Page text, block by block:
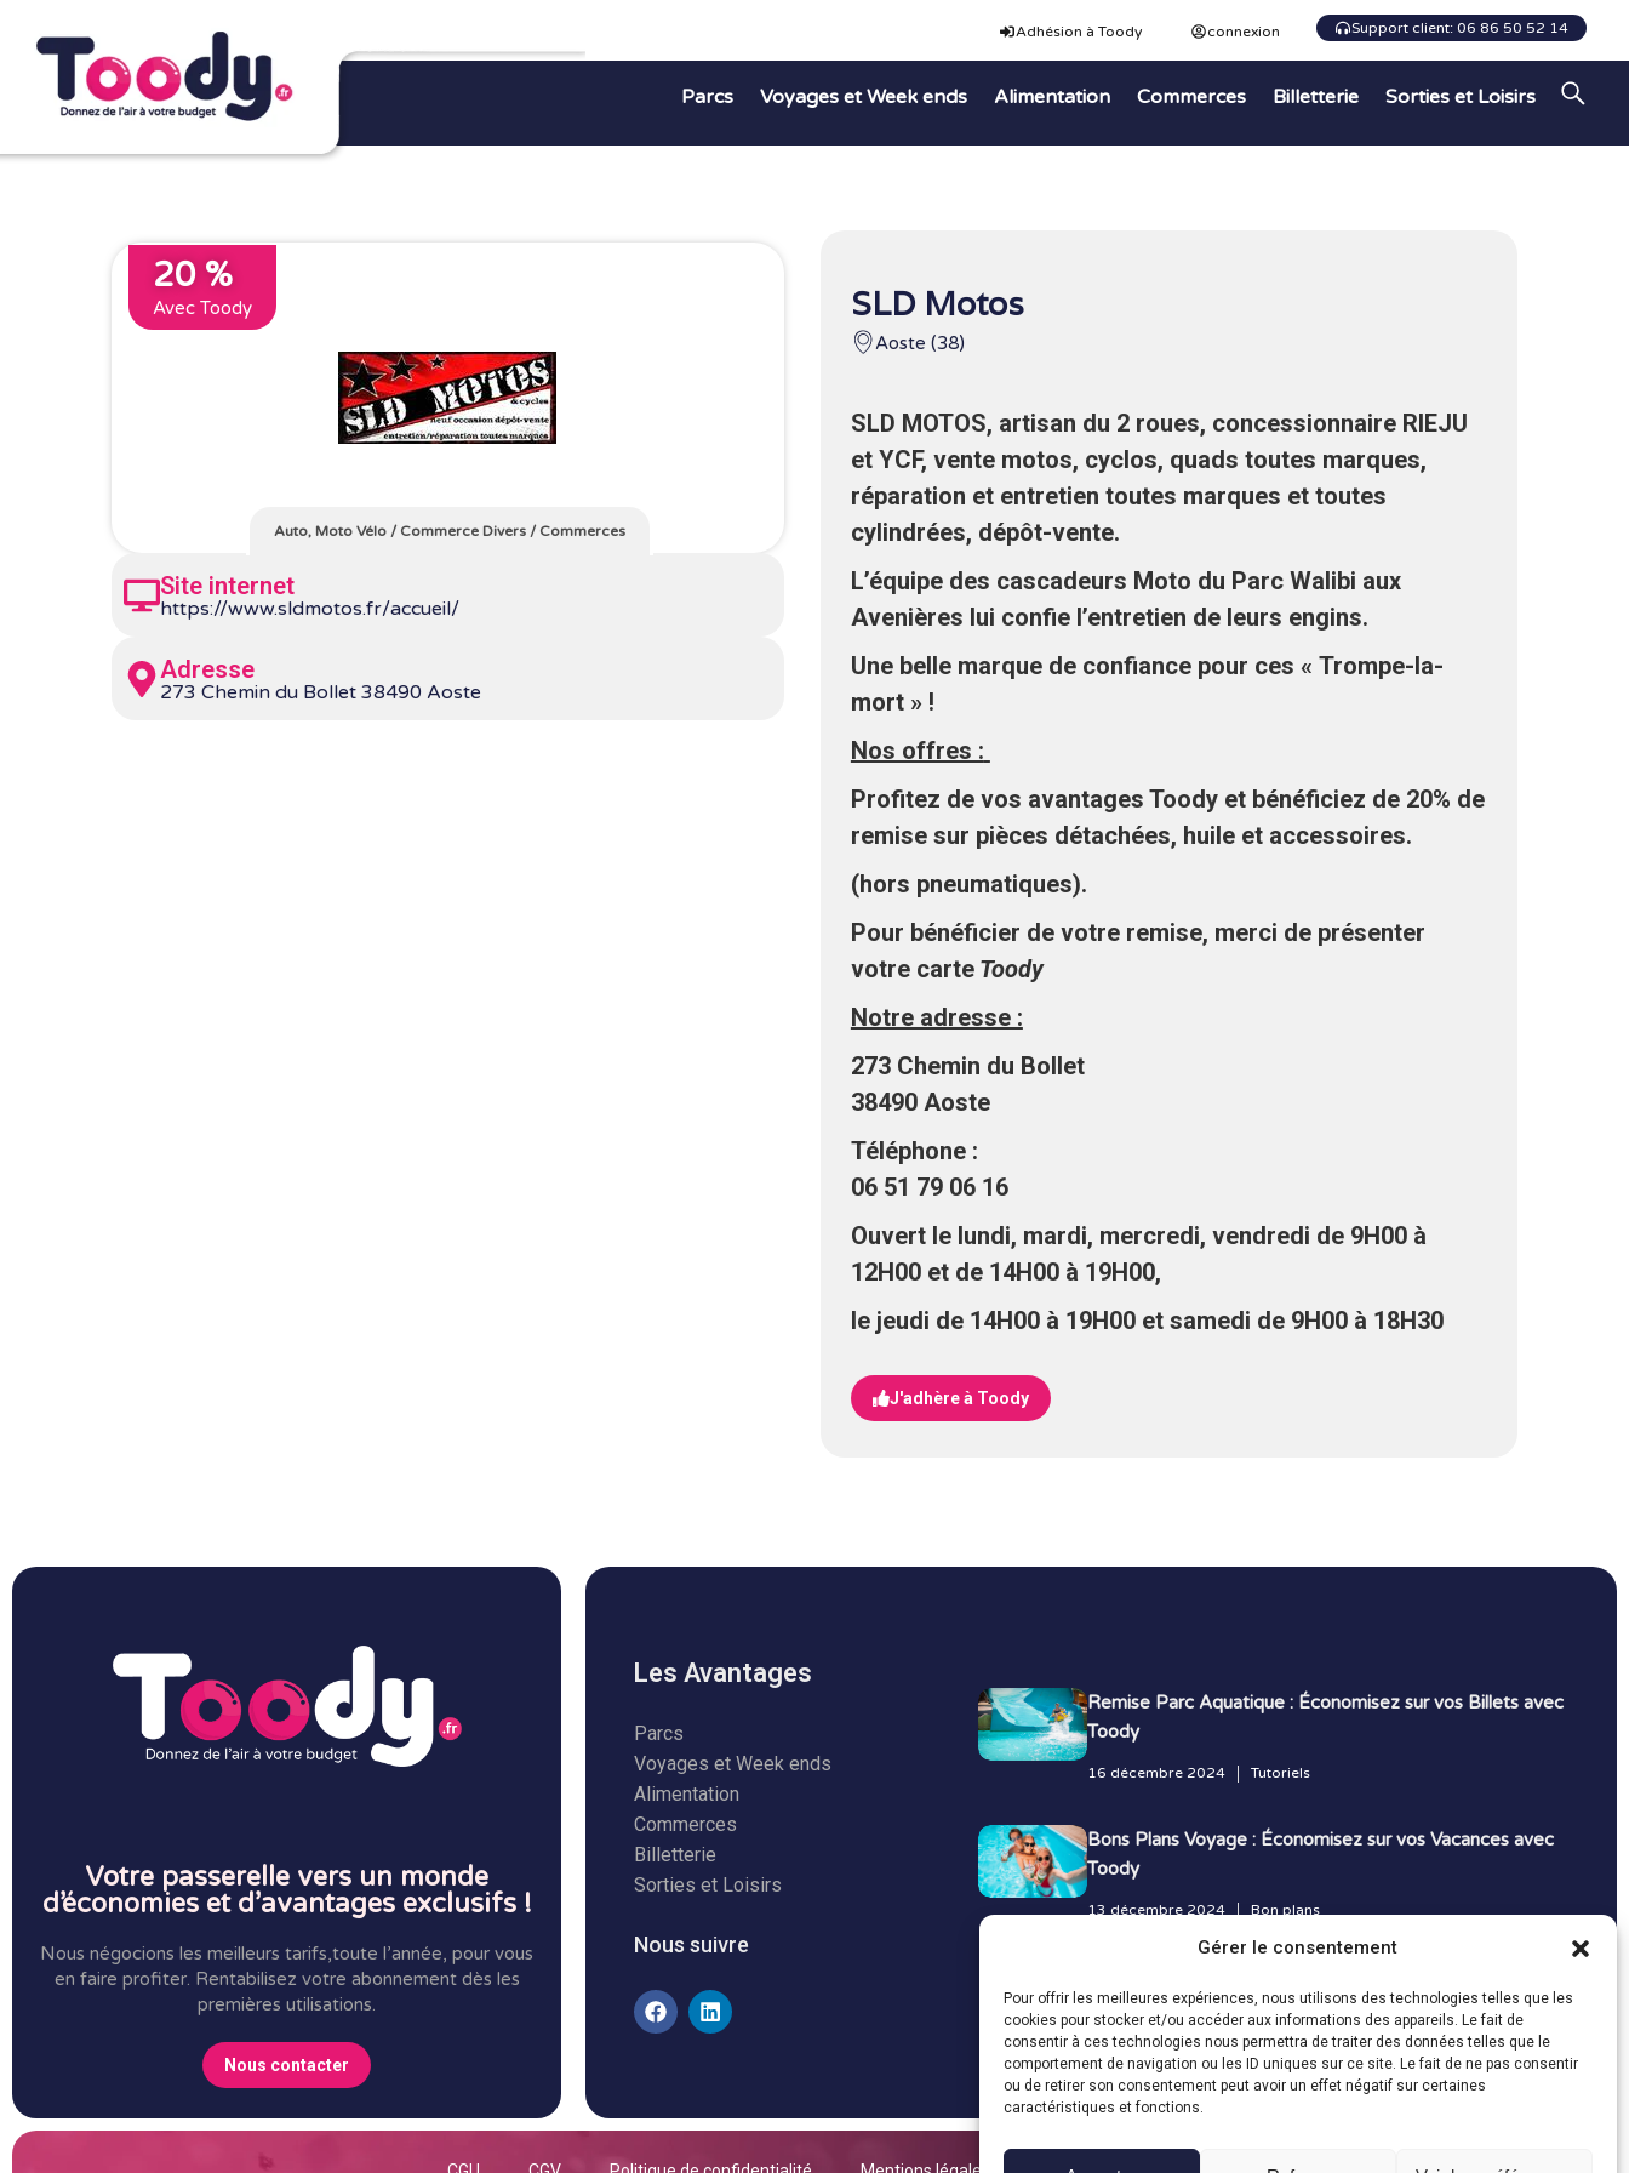
Gérer le consentement
Pour offrir les meilleures expériences, nous utilisons des technologies telles que les
cookies pour stocker et/ou accéder aux informations des appareils. Le fait de
consentir à ces technologies nous permettra de traiter des données telles que le
comportement de navigation ou les ID uniques sur ce site. Le fait de ne pas consentir
ou de retirer son consentement peut avoir un effet négatif sur certaines
caractéristiques et fonctions.
Adhésion à Toody connexion Support client: 06 86 50 52 14
Parcs Voyages et Week ends Alimentation Commerces Billetterie Sorties et Loisirs
20 %
Avec Toody
Auto, Moto Vélo/ Commerce Divers/ Commerces
Site internet
https://www.sldmotos.fr/accueil/
Adresse
273 Chemin du Bollet 38490 Aoste
SLD Motos
Aoste (38)
SLD MOTOS, artisan du 2 roues, concessionnaire RIEJU
et YCF, vente motos, cyclos, quads toutes marques,
réparation et entretien toutes marques et toutes
cylindrées, dépôt-vente.
L’équipe des cascadeurs Moto du Parc Walibi aux
Avenières lui confie l’entretien de leurs engins.
Une belle marque de confiance pour ces « Trompe-la-
mort » !
Nos offres :
Profitez de vos avantages Toody et bénéficiez de 20% de
remise sur pièces détachées, huile et accessoires.
(hors pneumatiques).
Pour bénéficier de votre remise, merci de présenter
votre carteToody
Notre adresse :
273 Chemin du Bollet
38490 Aoste
Téléphone :
06 51 79 06 16
Ouvert le lundi, mardi, mercredi, vendredi de 9H00 à
12H00 et de 14H00 à 19H00,
le jeudi de 14H00 à 19H00 et samedi de 9H00 à 18H30
J'adhère à Toody
Votre passerelle vers un monde
d’économies et d’avantages exclusifs !
Nous négocions les meilleurs tarifs,toute l’année, pour vous
en faire profiter. Rentabilisez votre abonnement dès les
premières utilisations.
Nous contacter
Les Avantages
Parcs
Voyages et Week ends
Alimentation
Commerces
Billetterie
Sorties et Loisirs
Nous suivre
Remise Parc Aquatique : Économisez sur vos Billets avec
Toody
16 décembre 2024 Tutoriels
Bons Plans Voyage : Économisez sur vos Vacances avec
Toody
13 décembre 2024 Bon plans